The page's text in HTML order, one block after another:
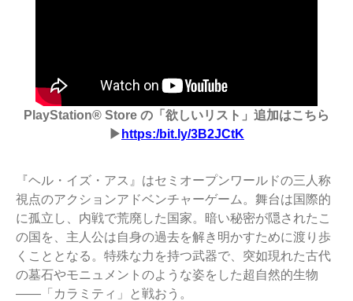
PlayStation® Store の「欲しいリスト」追加はこちら
▶ https:/bit.ly/3B2JCtK
『ヘル・イズ・アス』はセミオープンワールドの三人称
視点のアクションアドベンチャーゲーム。舞台は国際的
に孤立し、内戦で荒廃した国家。暗い秘密が隠されたこ
の国を、主人公は自身の過去を解き明かすために渡り歩
くこととなる。特殊な力を持つ武器で、突如現れた古代
の墓石やモニュメントのような姿をした超自然的生物
——「カラミティ」と戦おう。